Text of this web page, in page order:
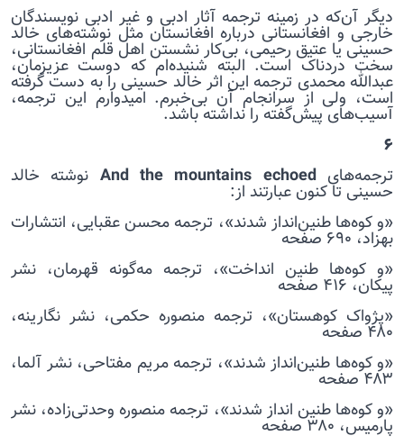
دیگر آن‌که در زمینه ترجمه آثار ادبی و غیر ادبی نویسندگان
خارجی و افغانستانی درباره افغانستان مثل نوشته‌های خالد
حسینی یا عتیق رحیمی، بی‌کار نشستن اهل قلم افغانستانی،
سخت دردناک است. البته شنیده‌ام که دوست عزیزمان،
عبدالله محمدی ترجمه این اثر خالد حسینی را به دست گرفته
است، ولی از سرانجام آن بی‌خبرم. امیدوارم این ترجمه،
آسیب‌های پیش‌گفته را نداشته باشد.
۶
ترجمه‌هایAnd the mountains echoed نوشته خالد
حسینی تا کنون عبارتند از:
«و کوه‌ها طنین‌انداز شدند»، ترجمه محسن عقبایی، انتشارات
بهزاد، ۶۹۰ صفحه
«و کوه‌ها طنین انداخت»، ترجمه مه‌گونه قهرمان، نشر
پیکان، ۴۱۶ صفحه
«پژواک کوهستان»، ترجمه منصوره حکمی، نشر نگارینه،
۴۸۰ صفحه
«و کوه‌ها طنین‌انداز شدند»، ترجمه مریم مفتاحی، نشر آلما،
۴۸۳ صفحه
«و کوه‌ها طنین انداز شدند»، ترجمه منصوره وحدتی‌زاده، نشر
پارمیس، ۳۸۰ صفحه